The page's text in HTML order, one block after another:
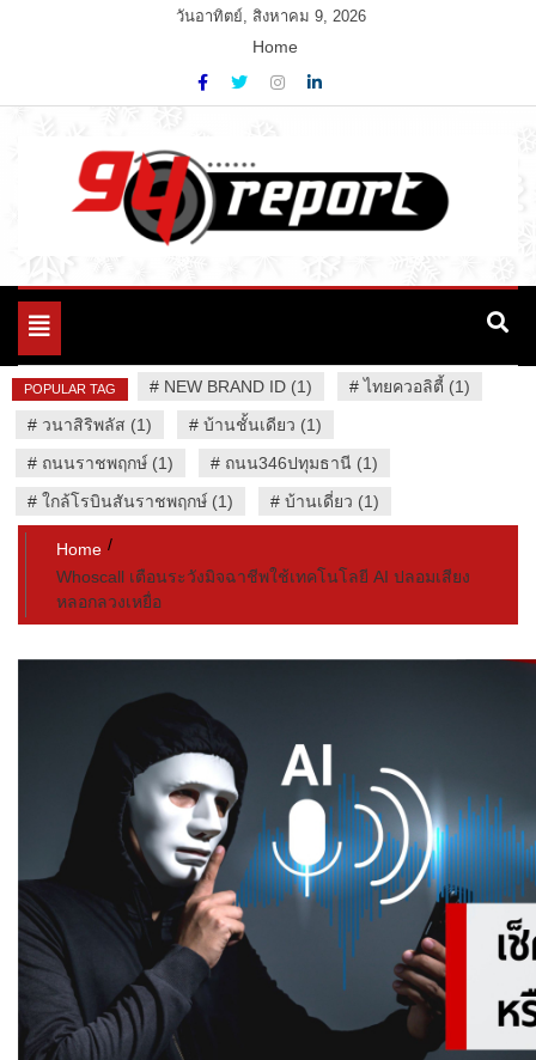
วันอาทิตย์, สิงหาคม 9, 2026
Home
94 Report.com
Variety News
Toggle
POPULAR TAG # NEW BRAND ID (1) #ไทยควอลิตี้ (1)
# วนาสิริพลัส (1) # บ้านชั้นเดียว (1)
# ถนนราชพฤกษ์ (1) # ถนน346ปทุมธานี (1)
# ใกล้โรบินสันราชพฤกษ์ (1) # บ้านเดี่ยว (1)
Home
Whoscall เตือนระวังมิจฉาชีพใช้เทคโนโลยี AI ปลอมเสียง
หลอกลวงเหยื่อ